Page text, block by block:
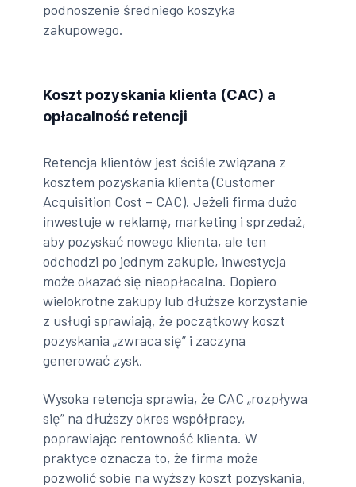
podnoszenie średniego koszyka
zakupowego.
Koszt pozyskania klienta (CAC) a
opłacalność retencji
Retencja klientów jest ściśle związana z
kosztem pozyskania klienta (Customer
Acquisition Cost – CAC). Jeżeli firma dużo
inwestuje w reklamę, marketing i sprzedaż,
aby pozyskać nowego klienta, ale ten
odchodzi po jednym zakupie, inwestycja
może okazać się nieopłacalna. Dopiero
wielokrotne zakupy lub dłuższe korzystanie
z usługi sprawiają, że początkowy koszt
pozyskania „zwraca się” i zaczyna
generować zysk.
Wysoka retencja sprawia, że CAC „rozpływa
się” na dłuższy okres współpracy,
poprawiając rentowność klienta. W
praktyce oznacza to, że firma może
pozwolić sobie na wyższy koszt pozyskania,